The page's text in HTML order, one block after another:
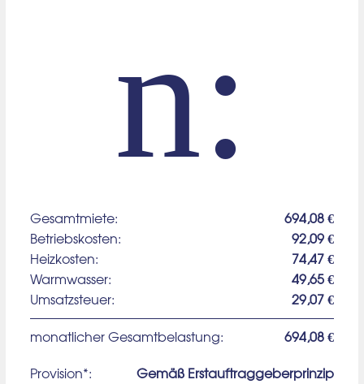
n:
Gesamtmiete:
694,08 €
Betriebskosten:
92,09 €
Heizkosten:
74,47 €
Warmwasser:
49,65 €
Umsatzsteuer:
29,07 €
monatlicher Gesamtbelastung: 694,08 €
Provision*:
Gemäß Erstauftraggeberprinzip